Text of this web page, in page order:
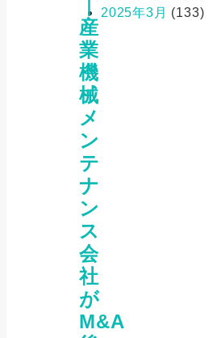
産
業
機
械
メ
ン
テ
ナ
ン
ス
会
社
が
M&A
2025年3月 (133)